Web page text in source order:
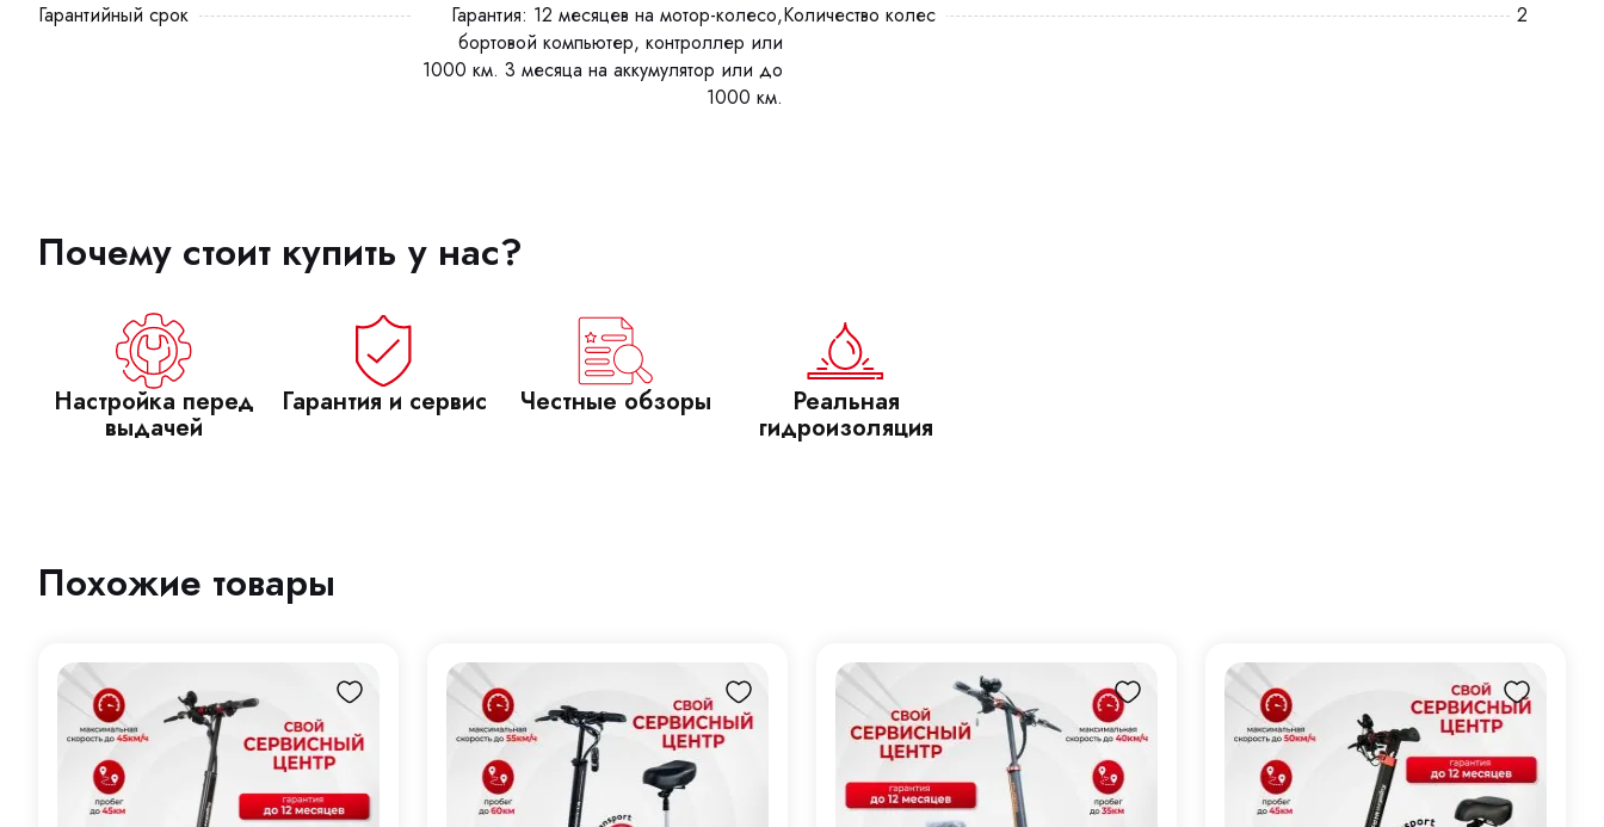
Гарантийный срок
Гарантия: 12 месяцев на мотор-колесо,
бортовой компьютер, контроллер или
1000 км. 3 месяца на аккумулятор или до
1000 км.
Количество колес 2
Почему стоит купить у нас?
Настройка перед
выдачей
Гарантия и сервис Честные обзоры Реальная
гидроизоляция
Похожие товары